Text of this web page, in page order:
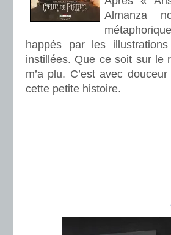
Almanza
happés par les
instillées. Que ce soit sur le
m’a plu. C’est avec
cette petite histoire.